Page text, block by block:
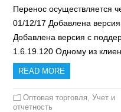
Перенос осуществляется
01/12/17 Добавлена
Добавлена версия с
1.6.19.120 Одному из
READ MORE
Оптовая торговля,Учет и
отчетность